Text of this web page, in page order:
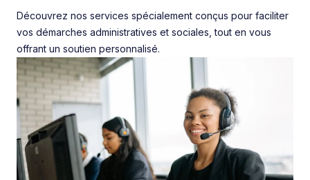
Découvrez nos services spécialement conçus pour faciliter
vos démarches administratives et sociales, tout en vous
offrant un soutien personnalisé.